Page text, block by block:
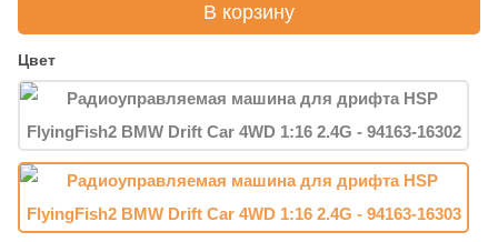
В корзину
Цвет